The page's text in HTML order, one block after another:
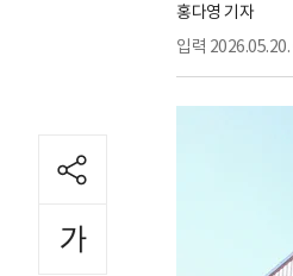
홍다영 기자
입력